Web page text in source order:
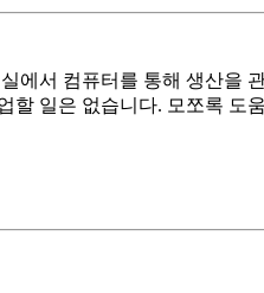
에서 컴퓨터를 통해 생산을
일은 없습니다. 모쪼록 도